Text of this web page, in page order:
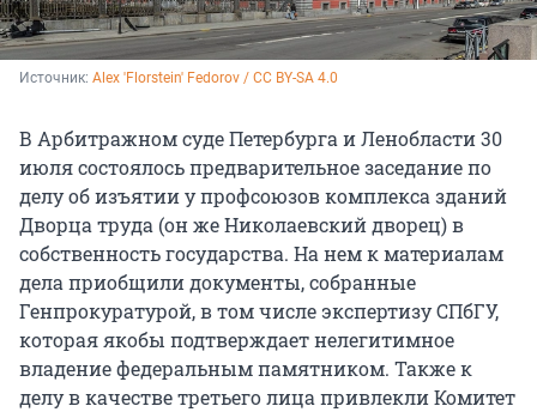
Источник: Alex 'Florstein' Fedorov / CC BY-SA 4.0
В Арбитражном суде Петербурга и Ленобласти 30
июля состоялось предварительное заседание по
делу об изъятии у профсоюзов комплекса зданий
Дворца труда (он же Николаевский дворец) в
собственность государства. На нем к материалам
дела приобщили документы, собранные
Генпрокуратурой, в том числе экспертизу СПбГУ,
которая якобы подтверждает нелегитимное
владение федеральным памятником. Также к
делу в качестве третьего лица привлекли Комитет